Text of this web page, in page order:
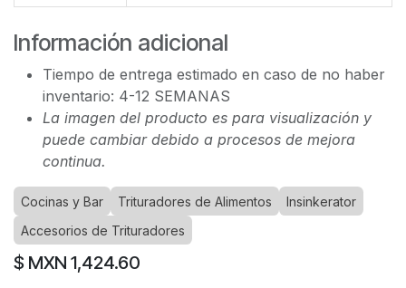
Información adicional
Tiempo de entrega estimado en caso de no haber
inventario: 4-12 SEMANAS
La imagen del producto es para visualización y
puede cambiar debido a procesos de mejora
continua.
Cocinas y Bar Trituradores de Alimentos
Insinkerator
Accesorios de Trituradores
$ MXN 1,424.60